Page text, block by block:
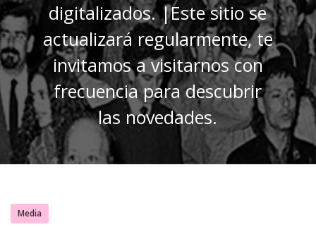
digitalizados. |Este sitio se
actualizará regularmente, te
invitamos a visitarnos con
frecuencia para descubrir
las novedades.
Media